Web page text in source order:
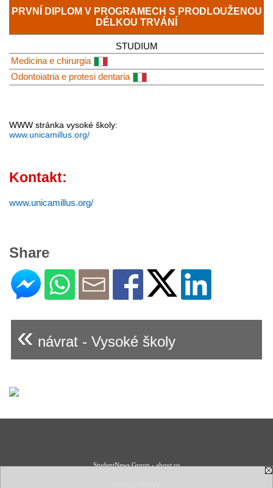
PRVNÍ DIPLOM V PROGRAMECH S PRODLOUŽENOU
DÉLKOU TRVÁNÍ
STUDIUM
Medicina e chirurgia
Odontoiatria e protesi dentaria
WWW stránka vysoké školy:
www.unicamillus.org/
Kontakt:
www.unicamillus.org/
Share
« návrat - Vysoké školy
StudentNews Group - about us